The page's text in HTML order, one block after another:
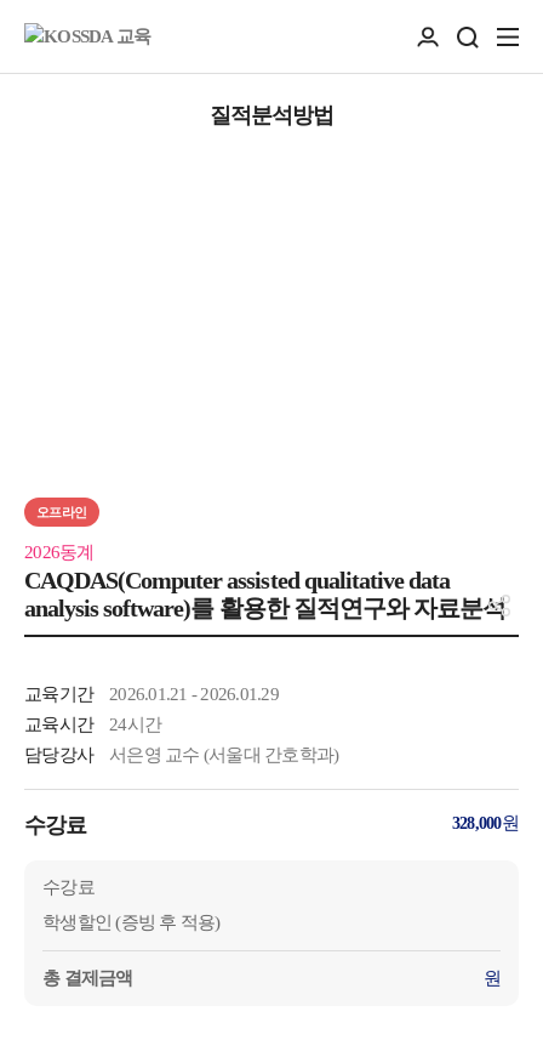
질적분석방법
오프라인
2026동계
CAQDAS(Computer assisted qualitative data
analysis software)를 활용한 질적연구와 자료분석
교육기간
2026.01.21 - 2026.01.29
교육시간
24시간
담당강사
서은영 교수 (서울대 간호학과)
수강료 328,000원
수강료
학생할인 (증빙 후 적용)
총 결제금액 원